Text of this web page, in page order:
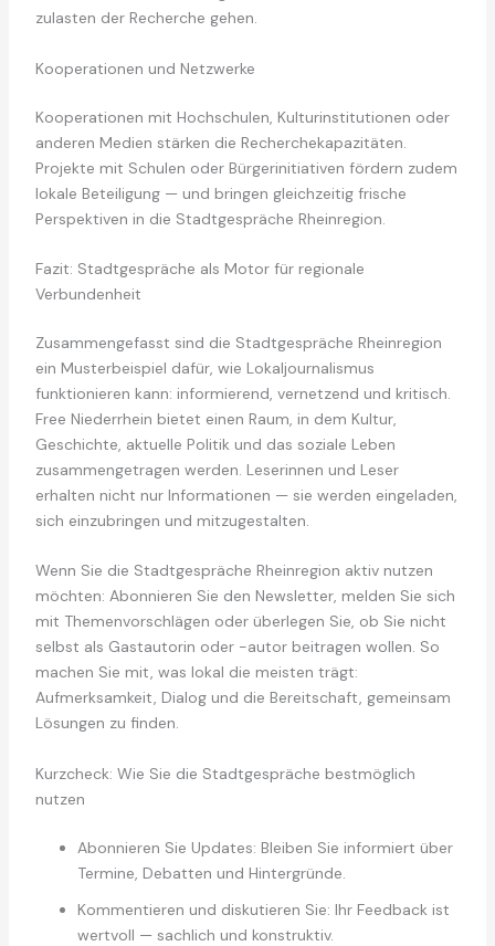
zulasten der Recherche gehen.
Kooperationen und Netzwerke
Kooperationen mit Hochschulen, Kulturinstitutionen oder
anderen Medien stärken die Recherchekapazitäten.
Projekte mit Schulen oder Bürgerinitiativen fördern zudem
lokale Beteiligung — und bringen gleichzeitig frische
Perspektiven in die Stadtgespräche Rheinregion.
Fazit: Stadtgespräche als Motor für regionale
Verbundenheit
Zusammengefasst sind die Stadtgespräche Rheinregion
ein Musterbeispiel dafür, wie Lokaljournalismus
funktionieren kann: informierend, vernetzend und kritisch.
Free Niederrhein bietet einen Raum, in dem Kultur,
Geschichte, aktuelle Politik und das soziale Leben
zusammengetragen werden. Leserinnen und Leser
erhalten nicht nur Informationen — sie werden eingeladen,
sich einzubringen und mitzugestalten.
Wenn Sie die Stadtgespräche Rheinregion aktiv nutzen
möchten: Abonnieren Sie den Newsletter, melden Sie sich
mit Themenvorschlägen oder überlegen Sie, ob Sie nicht
selbst als Gastautorin oder -autor beitragen wollen. So
machen Sie mit, was lokal die meisten trägt:
Aufmerksamkeit, Dialog und die Bereitschaft, gemeinsam
Lösungen zu finden.
Kurzcheck: Wie Sie die Stadtgespräche bestmöglich
nutzen
Abonnieren Sie Updates: Bleiben Sie informiert über
Termine, Debatten und Hintergründe.
Kommentieren und diskutieren Sie: Ihr Feedback ist
wertvoll — sachlich und konstruktiv.